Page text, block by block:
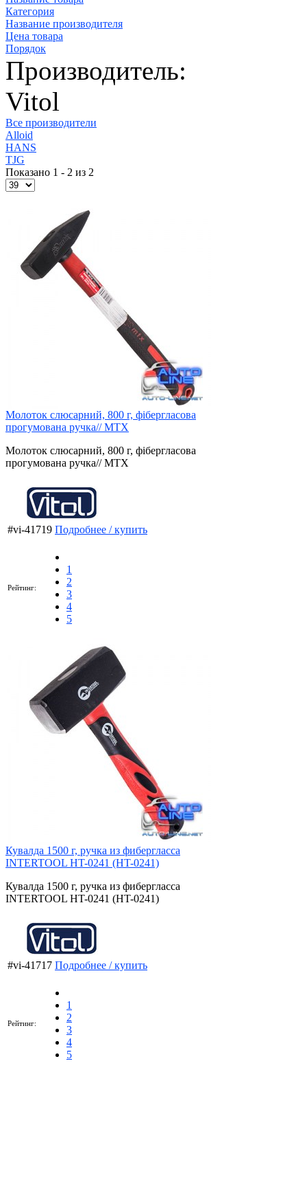
Категория
Название производителя
Цена товара
Порядок
Производитель:
Vitol
Все производители
Alloid
HANS
TJG
Показано 1 - 2 из 2
Молоток слюсарний, 800 г, фібергласова
прогумована ручка// MTX
Молоток слюсарний, 800 г, фібергласова
прогумована ручка// MTX
#vi-41719 Подробнее / купить
Рейтинг:
1
2
3
4
5
Кувалда 1500 г, ручка из фибергласса
INTERTOOL HT-0241 (HT-0241)
Кувалда 1500 г, ручка из фибергласса
INTERTOOL HT-0241 (HT-0241)
#vi-41717 Подробнее / купить
Рейтинг:
1
2
3
4
5